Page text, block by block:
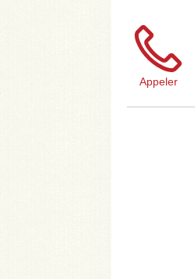
Appeler